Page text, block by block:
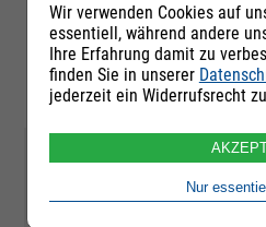
Rohstoffgruppe
Polyphenylenoxyd
Wir verwenden Cookies auf
essentiell, während andere
Ihre Erfahrung damit zu
finden Sie in unserer
jederzeit ein Widerrufsrecht
Nur